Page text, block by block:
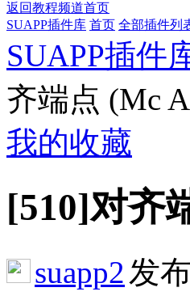
返回教程频道首页
SUAPP插件库 首页 全部插件列
SUAPP插件
齐端点 (Mc
我的收藏
[510]对齐
suapp2发